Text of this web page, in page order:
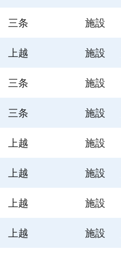
三条 施設
上越 施設
三条 施設
三条 施設
上越 施設
上越 施設
上越 施設
上越 施設